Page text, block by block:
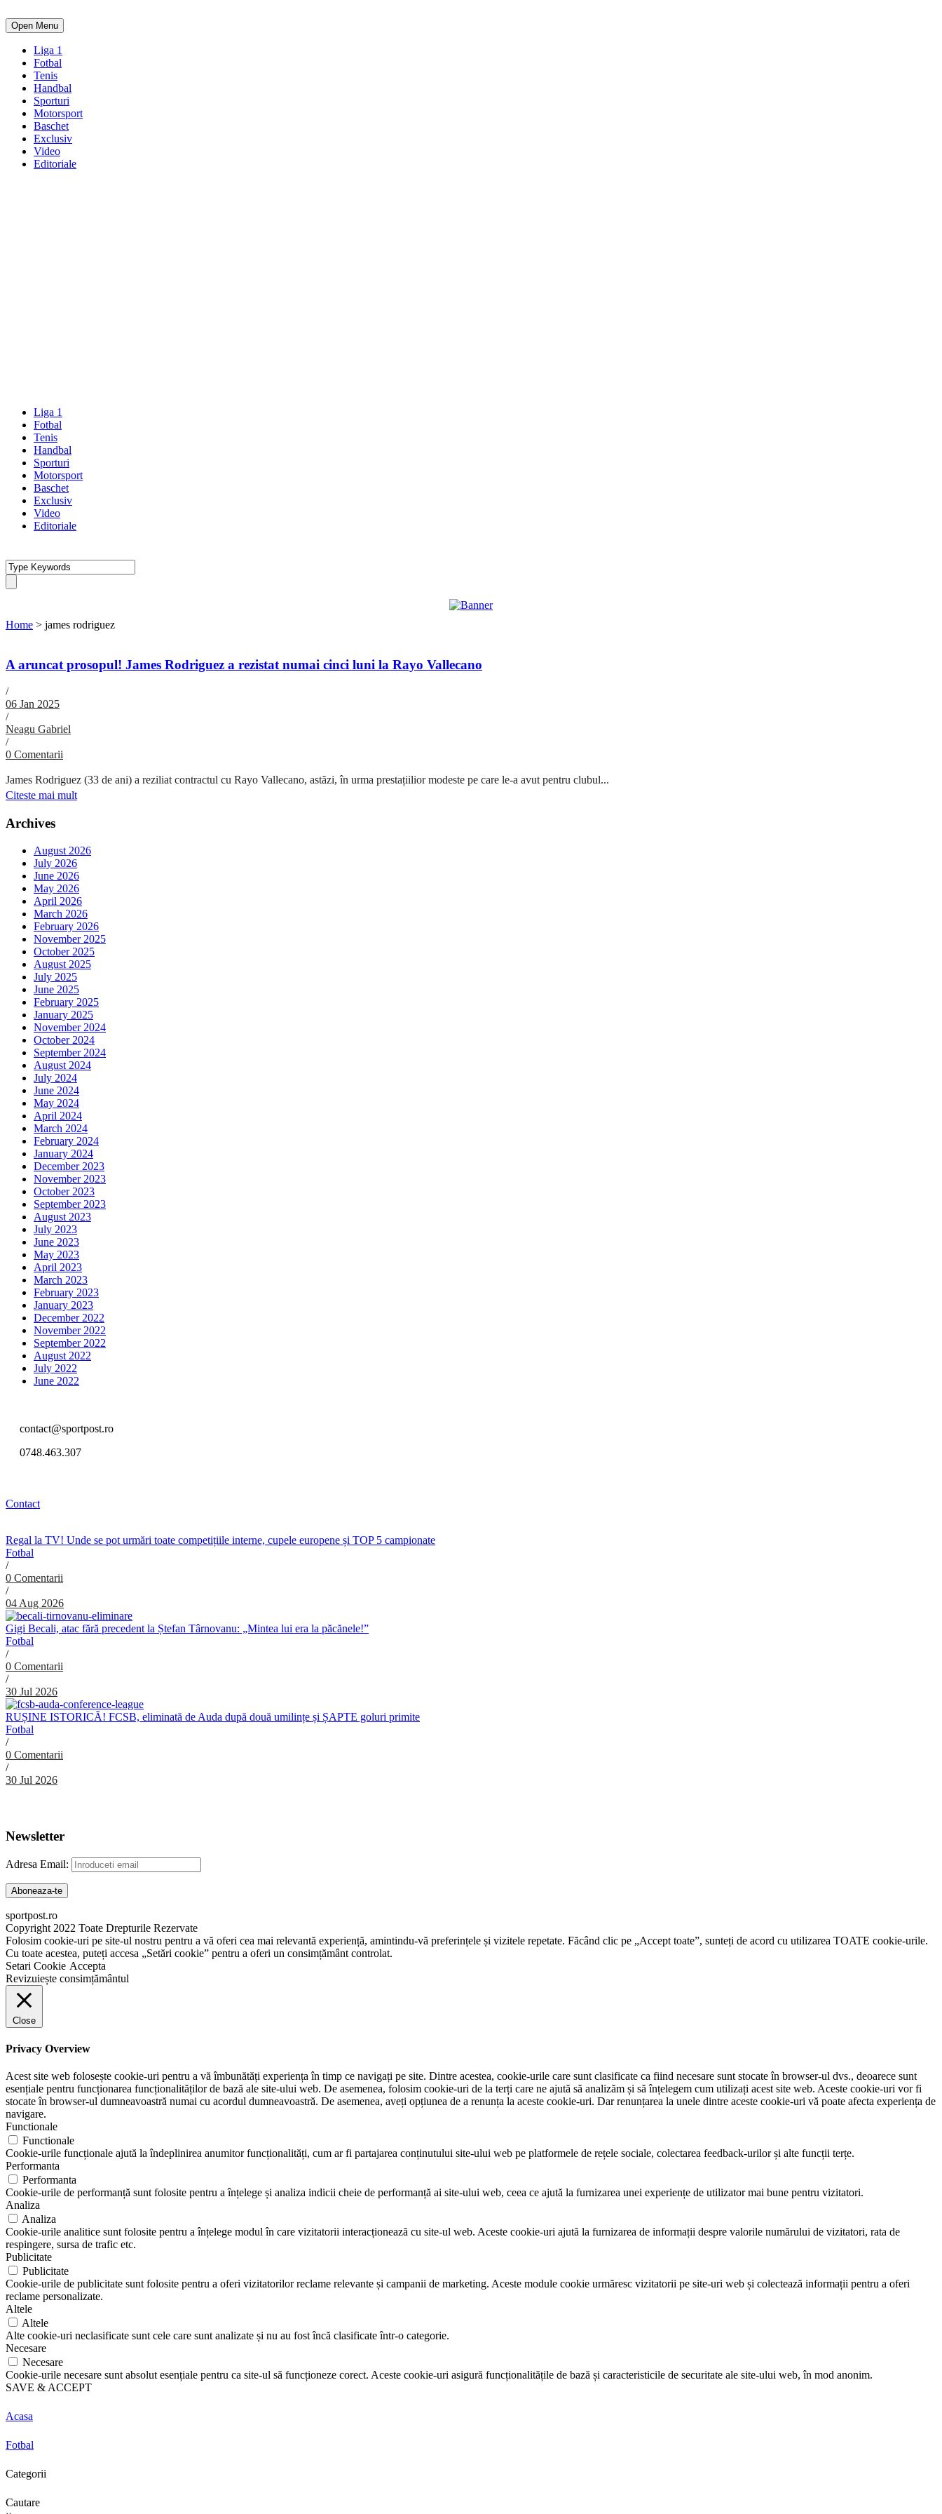
Open Menu
Liga 1
Fotbal
Tenis
Handbal
Sporturi
Motorsport
Baschet
Exclusiv
Video
Editoriale
Liga 1
Fotbal
Tenis
Handbal
Sporturi
Motorsport
Baschet
Exclusiv
Video
Editoriale
Home > james rodriguez
A aruncat prosopul! James Rodriguez a rezistat numai cinci luni la Rayo Vallecano
/
06 Jan 2025
/
Neagu Gabriel
/
0 Comentarii
James Rodriguez (33 de ani) a reziliat contractul cu Rayo Vallecano, astăzi, în urma prestațiilior modeste pe care le-a avut pentru clubul...
Citeste mai mult
Archives
August 2026
July 2026
June 2026
May 2026
April 2026
March 2026
February 2026
November 2025
October 2025
August 2025
July 2025
June 2025
February 2025
January 2025
November 2024
October 2024
September 2024
August 2024
July 2024
June 2024
May 2024
April 2024
March 2024
February 2024
January 2024
December 2023
November 2023
October 2023
September 2023
August 2023
July 2023
June 2023
May 2023
April 2023
March 2023
February 2023
January 2023
December 2022
November 2022
September 2022
August 2022
July 2022
June 2022
contact@sportpost.ro
0748.463.307
Contact
Regal la TV! Unde se pot urmări toate competițiile interne, cupele europene și TOP 5 campionate
Fotbal
/
0 Comentarii
/
04 Aug 2026
Gigi Becali, atac fără precedent la Ștefan Târnovanu: „Mintea lui era la păcănele!”
Fotbal
/
0 Comentarii
/
30 Jul 2026
RUȘINE ISTORICĂ! FCSB, eliminată de Auda după două umilințe și ȘAPTE goluri primite
Fotbal
/
0 Comentarii
/
30 Jul 2026
Newsletter
Adresa Email:
sportpost.ro
Copyright 2022 Toate Drepturile Rezervate
Folosim cookie-uri pe site-ul nostru pentru a vă oferi cea mai relevantă experiență, amintindu-vă preferințele și vizitele repetate. Făcând clic pe „Accept toate”, sunteți de acord cu utilizarea TOATE cookie-urile.
Cu toate acestea, puteți accesa „Setări cookie” pentru a oferi un consimțământ controlat.
Setari Cookie Accepta
Revizuiește consimțământul
Close
Privacy Overview
Acest site web folosește cookie-uri pentru a vă îmbunătăți experiența în timp ce navigați pe site. Dintre acestea, cookie-urile care sunt clasificate ca fiind necesare sunt stocate în browser-ul dvs., deoarece sunt
esențiale pentru funcționarea funcționalităților de bază ale site-ului web. De asemenea, folosim cookie-uri de la terți care ne ajută să analizăm și să înțelegem cum utilizați acest site web. Aceste cookie-uri vor fi
stocate în browser-ul dumneavoastră numai cu acordul dumneavoastră. De asemenea, aveți opțiunea de a renunța la aceste cookie-uri. Dar renunțarea la unele dintre aceste cookie-uri vă poate afecta experiența de
navigare.
Functionale
Functionale
Cookie-urile funcționale ajută la îndeplinirea anumitor funcționalități, cum ar fi partajarea conținutului site-ului web pe platformele de rețele sociale, colectarea feedback-urilor și alte funcții terțe.
Performanta
Performanta
Cookie-urile de performanță sunt folosite pentru a înțelege și analiza indicii cheie de performanță ai site-ului web, ceea ce ajută la furnizarea unei experiențe de utilizator mai bune pentru vizitatori.
Analiza
Analiza
Cookie-urile analitice sunt folosite pentru a înțelege modul în care vizitatorii interacționează cu site-ul web. Aceste cookie-uri ajută la furnizarea de informații despre valorile numărului de vizitatori, rata de
respingere, sursa de trafic etc.
Publicitate
Publicitate
Cookie-urile de publicitate sunt folosite pentru a oferi vizitatorilor reclame relevante și campanii de marketing. Aceste module cookie urmăresc vizitatorii pe site-uri web și colectează informații pentru a oferi
reclame personalizate.
Altele
Altele
Alte cookie-uri neclasificate sunt cele care sunt analizate și nu au fost încă clasificate într-o categorie.
Necesare
Necesare
Cookie-urile necesare sunt absolut esențiale pentru ca site-ul să funcționeze corect. Aceste cookie-uri asigură funcționalitățile de bază și caracteristicile de securitate ale site-ului web, în mod anonim.
SAVE & ACCEPT
Acasa
Fotbal
Categorii
Cautare